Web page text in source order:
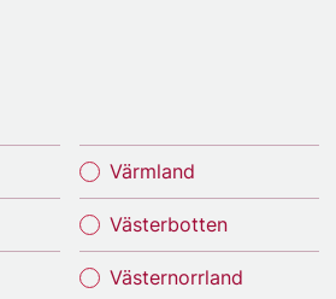
Värmland
Västerbotten
Västernorrland